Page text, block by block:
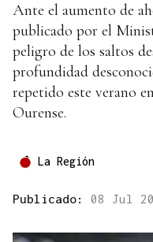
Ante el aumento de
publicado por el
peligro de los saltos
profundidad
repetido este verano
Ourense.
La Región
Publicado: 08 Jul